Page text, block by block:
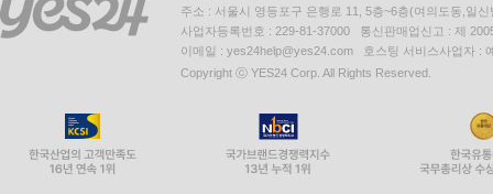
주소 : 서울시 영등포구 은행로 11, 5층~6층(여의도동,일신
사업자등록번호 : 229-81-37000 통신판매업신고 : 제
이메일 : yes24help@yes24.com 호스팅 서비스사업자 :
Copyright ⓒ YES24 Corp. All Rights Reserved.